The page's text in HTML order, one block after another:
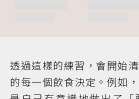
透過這樣的練習，會開始
的每一個飲食決定。例如